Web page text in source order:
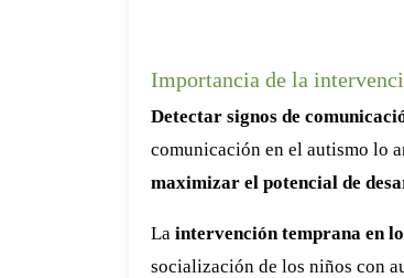
Importancia de la
Detectar signos de
comunicación en el autismo lo
maximizar el potencial de
La intervención temprana en
socialización de los niños con